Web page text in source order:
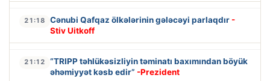
21:18 Cənubi Qafqaz ölkələrinin gələcəyi parlaqdır -
Stiv Uitkoff
21:12
“TRIPP təhlükəsizliyin təminatı baxımından böyük
əhəmiyyət kəsb edir” -Prezident